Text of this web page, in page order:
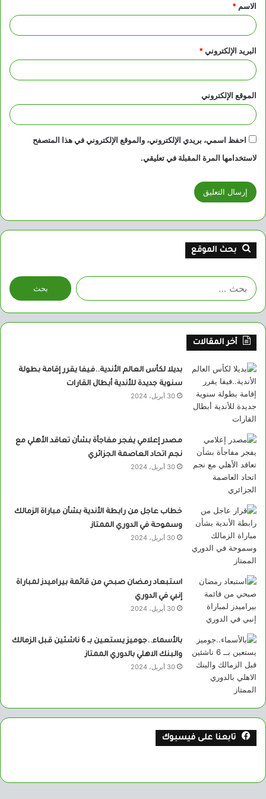
*
الاسم *
البريد الإلكتروني*
الموقع الإلكتروني
احفظ اسمي، بريدي الإلكتروني، والموقع الإلكتروني في هذا المتصفح
لاستخدامها المرة المقبلة في تعليقي.
بحث الموقع
البحث
عن:
أخر المقالات
بديلا لكأس العالم الأندية..فيفا يقرر إقامة بطولة
سنوية جديدة للأندية أبطال القارات
30 أبريل، 2024
مصدر إعلامي يفجر مفاجأة بشأن تعاقد الأهلي مع
نجم اتحاد العاصمة الجزائري
30 أبريل، 2024
خطاب عاجل من رابطة الأندية بشأن مباراة الزمالك
وسموحة في الدوري الممتاز
30 أبريل، 2024
استبعاد رمضان صبحي من قائمة بيراميدز لمباراة
إنبي في الدوري
30 أبريل، 2024
بالأسماء..جوميز يستعين بــ 6 ناشئين قبل الزمالك
والبنك الاهلي بالدوري الممتاز
30 أبريل، 2024
تابعنا على فيسبوك